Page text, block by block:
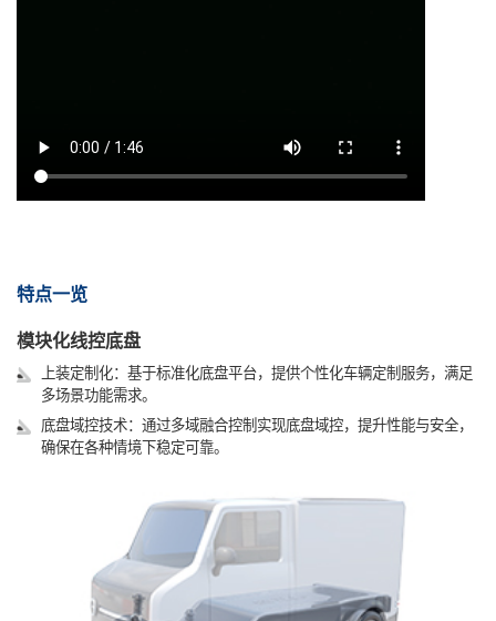
特点一览
模块化线控底盘
上装定制化：基于标准化底盘平台，提供个性化车辆定制服务，满足
多场景功能需求。
底盘域控技术：通过多域融合控制实现底盘域控，提升性能与安全，
确保在各种情境下稳定可靠。